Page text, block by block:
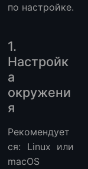
по настройке.
1.
Настройк
а
окружени
я
Рекомендует
ся: Linux или
macOS